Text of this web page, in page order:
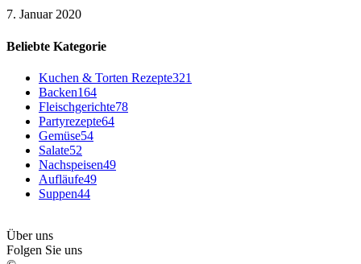
7. Januar 2020
Beliebte Kategorie
Kuchen & Torten Rezepte321
Backen164
Fleischgerichte78
Partyrezepte64
Gemüse54
Salate52
Nachspeisen49
Aufläufe49
Suppen44
Über uns
Folgen Sie uns